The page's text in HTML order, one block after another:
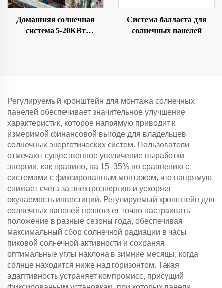
Домашняя солнечная
система 5-20КВт
Система балласта для
солнечных панелей
Регулируемый кронштейн для монтажа солнечных
панелей обеспечивает значительное улучшение
характеристик, которое напрямую приводит к
измеримой финансовой выгоде для владельцев
солнечных энергетических систем. Пользователи
отмечают существенное увеличение выработки
энергии, как правило, на 15–35% по сравнению с
системами с фиксированным монтажом, что напрямую
снижает счета за электроэнергию и ускоряет
окупаемость инвестиций. Регулируемый кронштейн для
солнечных панелей позволяет точно настраивать
положение в разные сезоны года, обеспечивая
максимальный сбор солнечной радиации в часы
пиковой солнечной активности и сохраняя
оптимальные углы наклона в зимние месяцы, когда
солнце находится ниже над горизонтом. Такая
адаптивность устраняет компромисс, присущий